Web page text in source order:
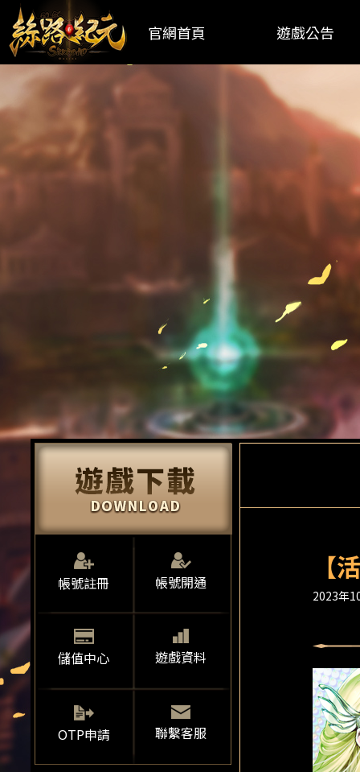
官網首頁 遊戲公告
帳號註冊 帳號開通
儲值中心 遊戲資料
OTP申請 聯繫客服
【
2023年